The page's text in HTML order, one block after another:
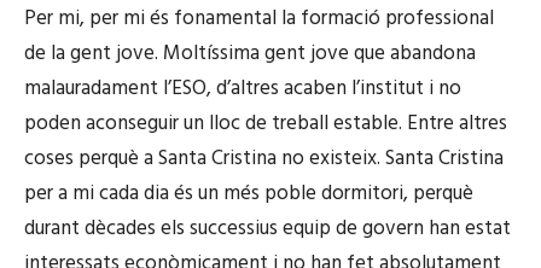
Per mi, per mi és fonamental la formació professional
de la gent jove. Moltíssima gent jove que abandona
malauradament l’ESO, d’altres acaben l’institut i no
poden aconseguir un lloc de treball estable. Entre altres
coses perquè a Santa Cristina no existeix. Santa Cristina
per a mi cada dia és un més poble dormitori, perquè
durant dècades els successius equip de govern han estat